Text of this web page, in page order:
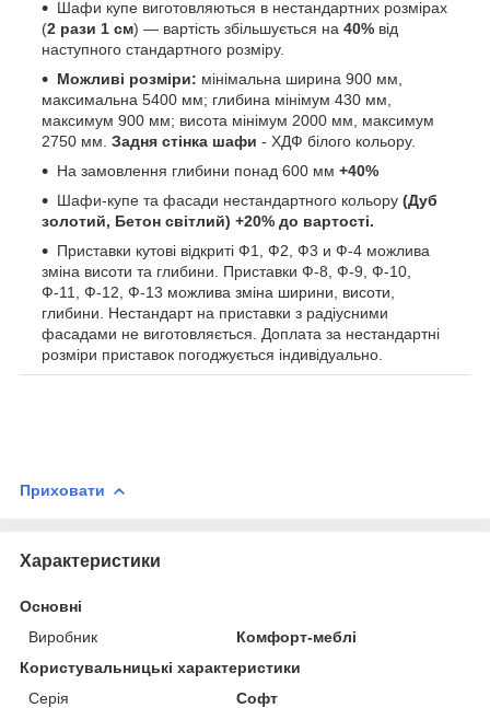
Шафи купе виготовляються в нестандартних розмірах
(2 рази 1 см) — вартість збільшується на 40% від
наступного стандартного розміру.
Можливі розміри: мінімальна ширина 900 мм,
максимальна 5400 мм; глибина мінімум 430 мм,
максимум 900 мм; висота мінімум 2000 мм, максимум
2750 мм. Задня стінка шафи - ХДФ білого кольору.
На замовлення глибини понад 600 мм +40%
Шафи-купе та фасади нестандартного кольору (Дуб
золотий, Бетон світлий) +20% до вартості.
Приставки кутові відкриті Ф1, Ф2, Ф3 и Ф-4 можлива
зміна висоти та глибини. Приставки Ф-8, Ф-9, Ф-10,
Ф-11, Ф-12, Ф-13 можлива зміна ширини, висоти,
глибини. Нестандарт на приставки з радіусними
фасадами не виготовляється. Доплата за нестандартні
розміри приставок погоджується індивідуально.
Приховати
Характеристики
Основні
Виробник
Комфорт-меблі
Користувальницькі характеристики
Серія
Софт